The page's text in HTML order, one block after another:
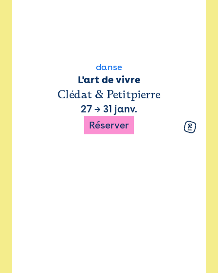
danse
L'art de vivre
Clédat & Petitpierre
27 → 31 janv.
Réserver